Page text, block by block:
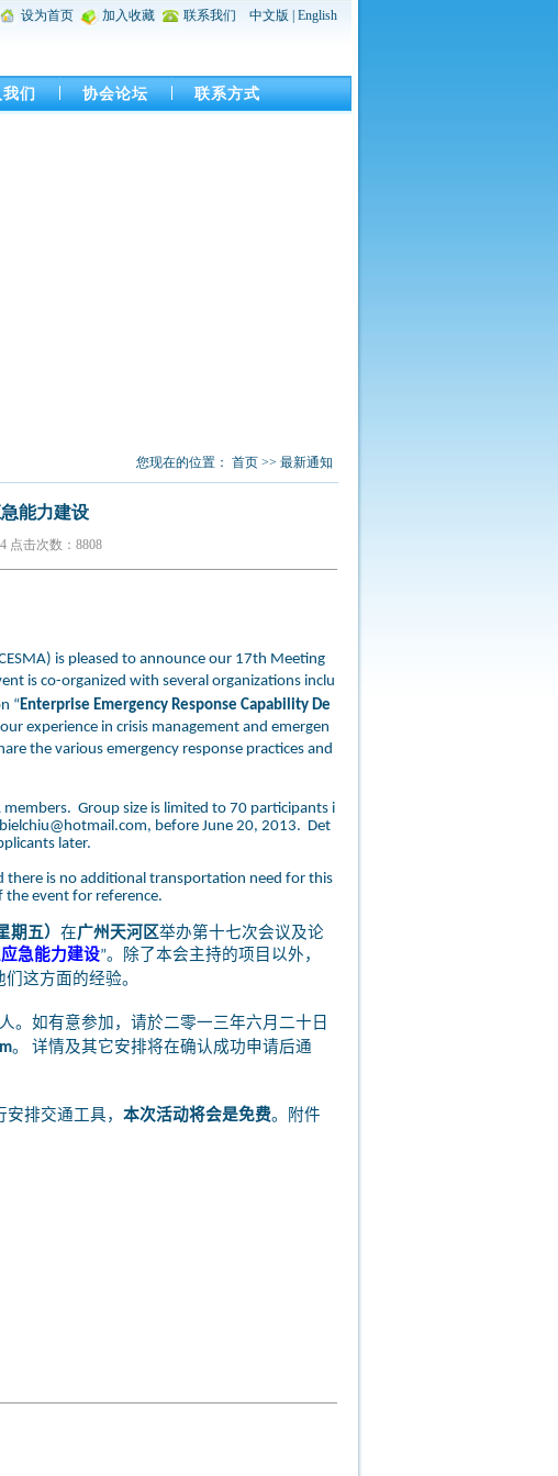
设为首页 加入收藏 联系我们 中文版 English
我们 协会论坛 联系方式
您现在的位置： 首页 >> 最新通知
能力建设
点击次数：8808
is pleased to announce our 17th Meeting
is co-organized with several organizations inclu
“Enterprise Emergency Response Capability De
experience in crisis management and emergen
the various emergency response practices and
Group size is limited to 70 participants i
bielchiu@hotmail.com, before June 20, 2013. Det
later.
there is no additional transportation need for this
the event for reference.
期五） 在广州天河区举办第十七次会议及论
急能力建设”。除了本会主持的项目以外，
这方面的经验。
。如有意参加，请於二零一三年六月二十日
。
详情及其它安排将在确认成功申请后通
排交通工具， 本次活动将会是免费。附件